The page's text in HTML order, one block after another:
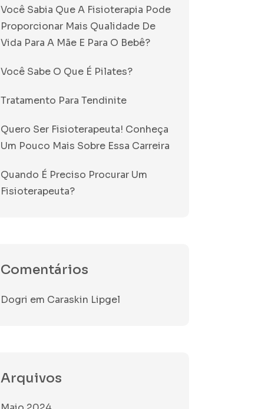
Você Sabia Que A Fisioterapia Pode
Proporcionar Mais Qualidade De
Vida Para A Mãe E Para O Bebê?
Você Sabe O Que É Pilates?
Tratamento Para Tendinite
Quero Ser Fisioterapeuta! Conheça
Um Pouco Mais Sobre Essa Carreira
Quando É Preciso Procurar Um
Fisioterapeuta?
Comentários
Dogri em Caraskin Lipgel
Arquivos